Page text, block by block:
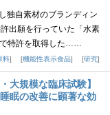
独自素材のブランディン
出願を行っていた「水素
で特許を取得した……
料 機能性表示食品 研究
大規模な臨床試験】
眠の改善に顕著な効